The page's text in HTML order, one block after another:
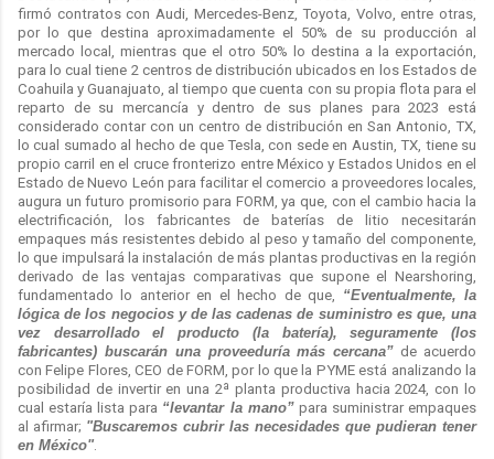
firmó contratos con Audi, Mercedes-Benz, Toyota, Volvo, entre otras,
por lo que destina aproximadamente el 50% de su producción al
mercado local, mientras que el otro 50% lo destina a la exportación,
para lo cual tiene 2 centros de distribución ubicados en los Estados de
Coahuila y Guanajuato, al tiempo que cuenta con su propia flota para el
reparto de su mercancía y dentro de sus planes para 2023 está
considerado contar con un centro de distribución en San Antonio, TX,
lo cual sumado al hecho de que Tesla, con sede en Austin, TX, tiene su
propio carril en el cruce fronterizo entre México y Estados Unidos en el
Estado de Nuevo León para facilitar el comercio a proveedores locales,
augura un futuro promisorio para FORM, ya que, con el cambio hacia la
electrificación, los fabricantes de baterías de litio necesitarán
empaques más resistentes debido al peso y tamaño del componente,
lo que impulsará la instalación de más plantas productivas en la región
derivado de las ventajas comparativas que supone el Nearshoring,
fundamentado lo anterior en el hecho de que, “Eventualmente, la
lógica de los negocios y de las cadenas de suministro es que, una
vez desarrollado el producto (la batería), seguramente (los
fabricantes) buscarán una proveeduría más cercana” de acuerdo
con Felipe Flores, CEO de FORM, por lo que la PYME está analizando la
posibilidad de invertir en una 2ª planta productiva hacia 2024, con lo
cual estaría lista para “levantar la mano”para suministrar empaques
al afirmar; "Buscaremos cubrir las necesidades que pudieran tener
en México"